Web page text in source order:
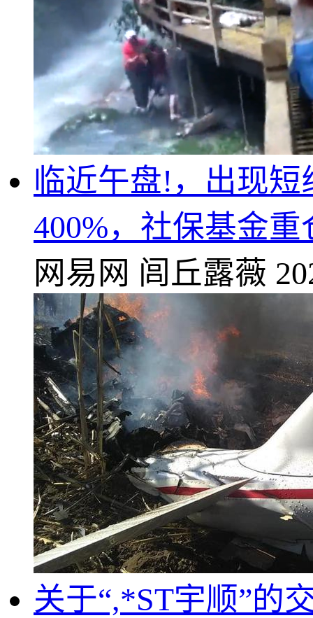
临近午盘!，出现
400%，社保基金重
网易网 闾丘露薇
关于“,*ST宇顺”的